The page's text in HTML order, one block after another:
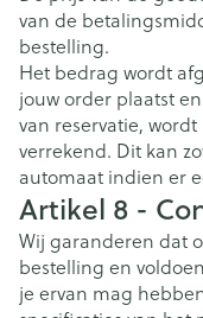
van de
bestelling.
Het bedrag wordt
jouw order plaatst
van reservatie,
verrekend. Dit kan
automaat indien er
Artikel 8 -
Wij garanderen dat
bestelling en
je ervan mag